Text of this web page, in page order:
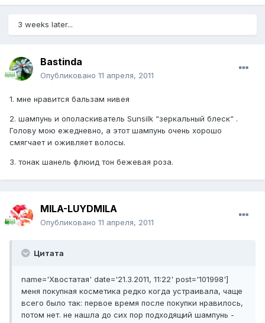
3 weeks later...
Bastinda
Опубликовано 11 апреля, 2011
1. мне нравится бальзам нивея
2. шампунь и ополаскиватель Sunsilk “зеркальный блеск“ .
Голову мою ежедневно, а этот шампунь очень хорошо
смягчает и оживляет волосы.
3. тонак шанель флюид тон бежевая роза.
MILA-LUYDMILA
Опубликовано 11 апреля, 2011
Цитата
name='Хвостатая' date='21.3.2011, 11:22' post='101998']
меня покупная косметика редко когда устраивала, чаще
всего было так: первое время после покупки нравилось,
потом нет. не нашла до сих пор подходящий шампунь -